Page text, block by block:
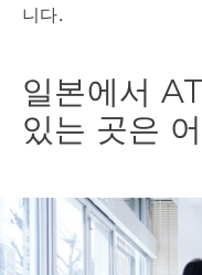
니다.
일본에서
있는 곳은